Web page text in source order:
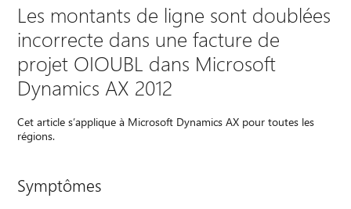
Les montants de ligne sont doublées
incorrecte dans une facture de
projet OIOUBL dans Microsoft
Dynamics AX 2012
Cet article s’applique à Microsoft Dynamics AX pour toutes les
régions.
Symptômes